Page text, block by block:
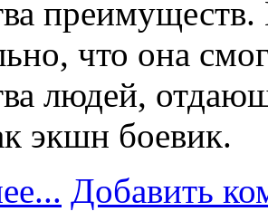
что она
людей,
экшн боевик.
Добавить